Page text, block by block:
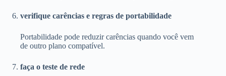
verifique carências e regras de portabilidade
Portabilidade pode reduzir carências quando você vem
de outro plano compatível.
faça o teste de rede